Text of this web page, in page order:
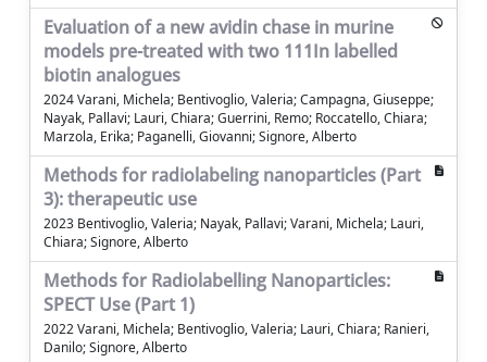
Evaluation of a new avidin chase in murine
models pre-treated with two 111In labelled
biotin analogues
2024 Varani, Michela; Bentivoglio, Valeria; Campagna, Giuseppe;
Nayak, Pallavi; Lauri, Chiara; Guerrini, Remo; Roccatello, Chiara;
Marzola, Erika; Paganelli, Giovanni; Signore, Alberto
Methods for radiolabeling nanoparticles (Part
3): therapeutic use
2023 Bentivoglio, Valeria; Nayak, Pallavi; Varani, Michela; Lauri,
Chiara; Signore, Alberto
Methods for Radiolabelling Nanoparticles:
SPECT Use (Part 1)
2022 Varani, Michela; Bentivoglio, Valeria; Lauri, Chiara; Ranieri,
Danilo; Signore, Alberto